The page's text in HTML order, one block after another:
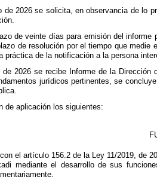
de 2026 se solicita, en observancia de lo
de veinte días para emisión del
de resolución por el tiempo que
práctica de la notificación a la persona
2026 se recibe Informe de la
jurídicos pertinentes, se
de aplicación los siguientes:
el artículo 156.2 de la Ley 11/2019, de
mediante el desarrollo de sus